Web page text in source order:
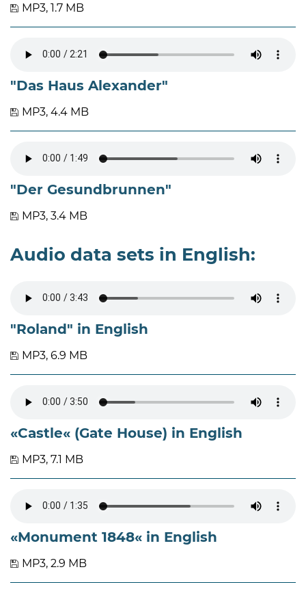
MP3, 1.7 MB
"Das Haus Alexander"
MP3, 4.4 MB
"Der Gesundbrunnen"
MP3, 3.4 MB
Audio data sets in English:
"Roland" in English
MP3, 6.9 MB
«Castle« (Gate House) in English
MP3, 7.1 MB
«Monument 1848« in English
MP3, 2.9 MB